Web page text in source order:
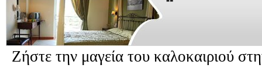
Ζήστε την μαγεία του καλοκαιριού